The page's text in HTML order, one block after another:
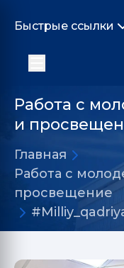
Быстрые ссылки
Работа с
и
Главная
Работа с
просвещение